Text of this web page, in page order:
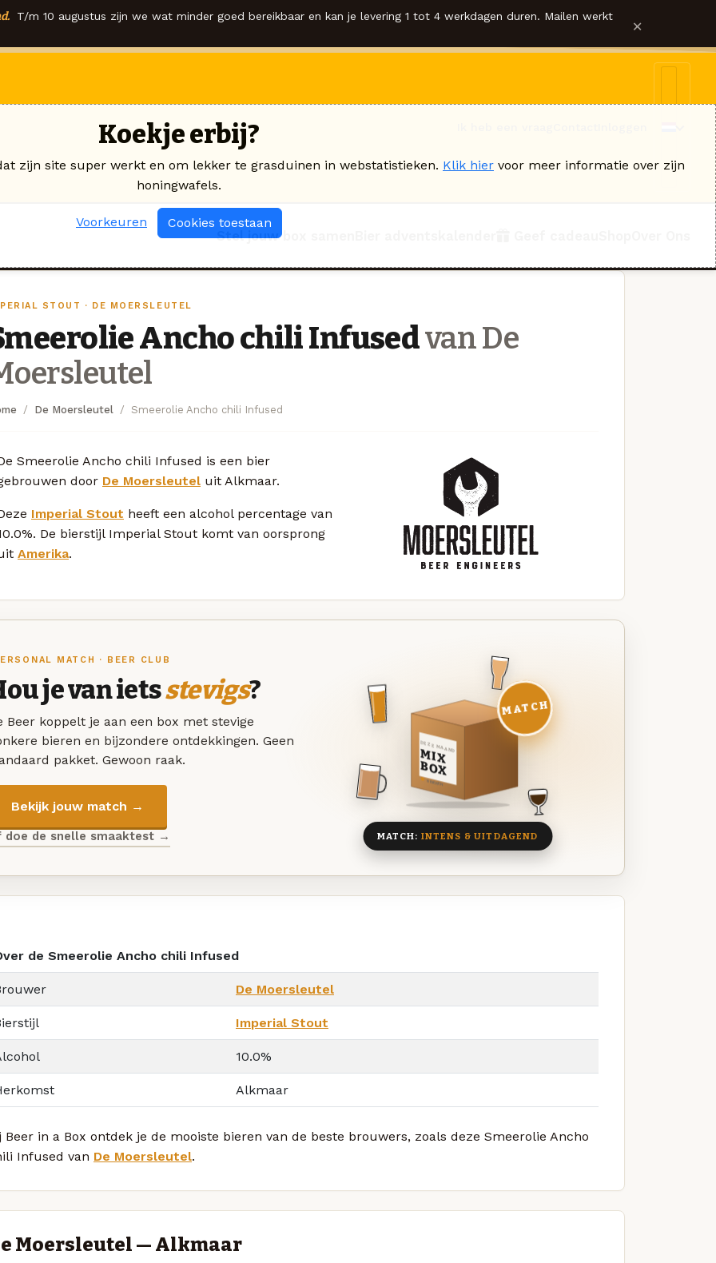
T/m 10 augustus zijn we wat minder goed bereikbaar en kan je levering 1 tot 4 werkdagen duren. Mailen werkt ×
Stel jouw box samen
STOUT · DE MOERSLEUTEL
Ancho chili Infusedvan De
De Moersleutel Smeerolie Ancho chili Infused
Smeerolie Ancho chili Infused is een bier
door De Moersleutel uit Alkmaar.
Imperial Stout heeft een alcohol percentage van
De bierstijl Imperial Stout komt van oorsprong
Amerika.
MATCH · BEER CLUB
je van ietsstevigs?
Beer koppelt je aan een box met stevige
bieren en bijzondere ontdekkingen. Geen
pakket. Gewoon raak.
Bekijk jouw match →
doe de snelle smaaktest →
DEZE MAAND
MIX
BOX
8 BIEREN
MATCH
MATCH: INTENS & UITDAGEND
de Smeerolie Ancho chili Infused
De Moersleutel
Imperial Stout
10.0%
Alkmaar
Beer in a Box ontdek je de mooiste bieren van de beste brouwers, zoals deze Smeerolie Ancho
Infused van De Moersleutel.
Moersleutel — Alkmaar
Koekje erbij?
zijn site super werkt en om lekker te grasduinen in webstatistieken. Klik hier voor meer informatie over zijn
honingwafels.
Voorkeuren Cookies toestaan